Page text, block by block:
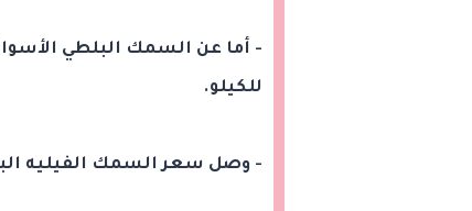
للكيلو.
- وصل سعر السمك الفيليه البلطي المجمد،